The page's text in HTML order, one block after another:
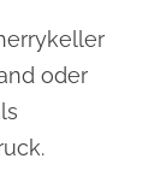
oder